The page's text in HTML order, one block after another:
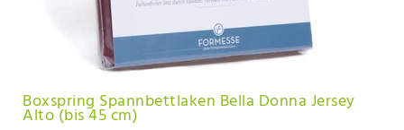
Boxspring Spannbettlaken Bella Donna Jersey
Alto (bis 45 cm)